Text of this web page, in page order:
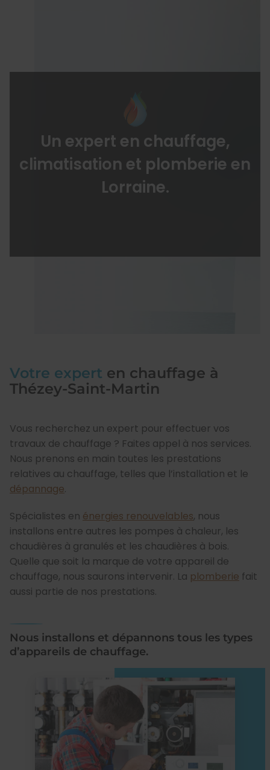
Un expert en chauffage,
climatisation et plomberie en
Lorraine.
Votre expert en chauffage à
Thézey-Saint-Martin
Vous recherchez un expert pour effectuer vos
travaux de chauffage ? Faites appel à nos services.
Nous prenons en main toutes les prestations
relatives au chauffage, telles que l’installation et le
dépannage.
Spécialistes en énergies renouvelables, nous
installons entre autres les pompes à chaleur, les
chaudières à granulés et les chaudières à bois.
Quelle que soit la marque de votre appareil de
chauffage, nous saurons intervenir. La plomberie fait
aussi partie de nos prestations.
Nous installons et dépannons tous les types
d’appareils de chauffage.